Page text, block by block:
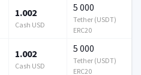
1.002
Cash USD
5 000
Tether (USDT)
ERC20
1.002
Cash USD
5 000
Tether (USDT)
ERC20